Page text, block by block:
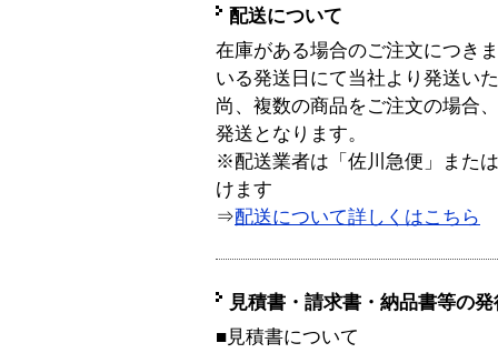
配送について
在庫がある場合のご注文につき
いる発送日にて当社より発送い
尚、複数の商品をご注文の場合
発送となります。
※配送業者は「佐川急便」また
けます
⇒配送について詳しくはこちら
見積書・請求書・納品書等の
■見積書について